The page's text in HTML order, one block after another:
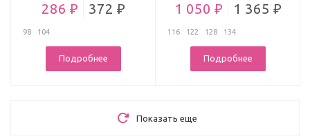
286 ₽ 372 ₽
98 104
Подробнее
1 050 ₽ 1 365 ₽
116 122 128 134
Подробнее
Показать еще